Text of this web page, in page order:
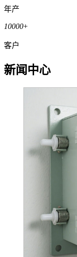
年产
10000+
客户
新闻中心